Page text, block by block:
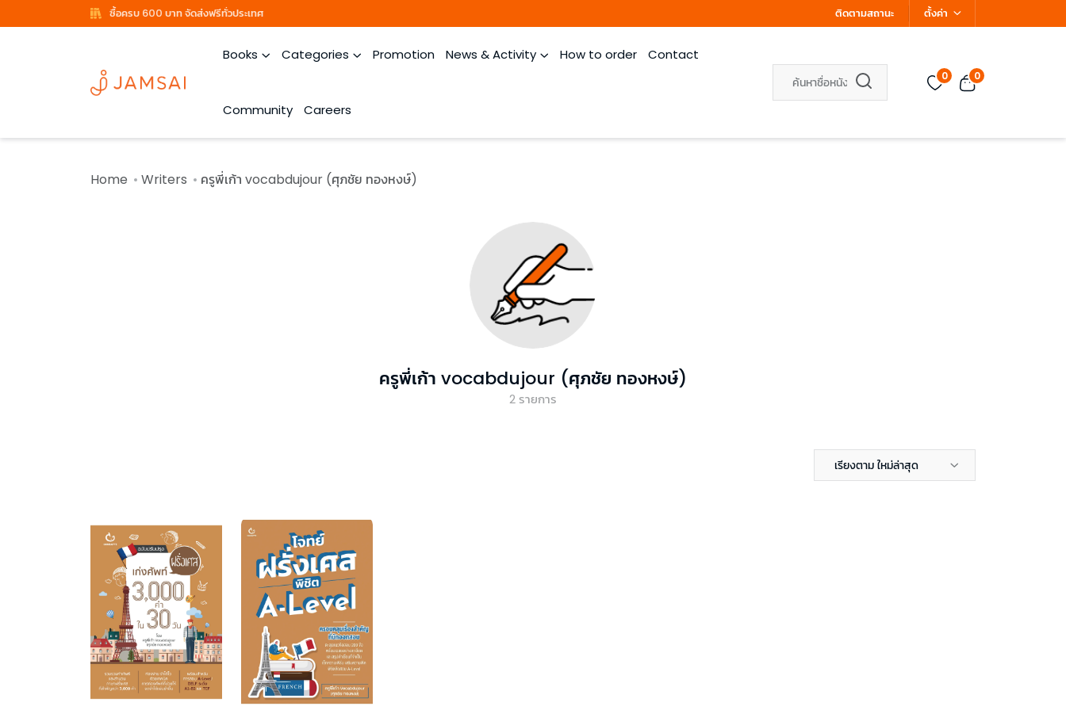
ซื้อครบ 600 บาท จัดส่งฟรีทั่วประเทศ ติดตามสถานะ ตั้งค่า
Books Categories Promotion News & Activity How to order Contact
Community Careers
0 0
Home Writers ครูพี่เก้า vocabdujour (ศุภชัย ทองหงษ์)
ครูพี่เก้า vocabdujour (ศุภชัย ทองหงษ์)
2รายการ
เรียงตาม ใหม่ล่าสุด